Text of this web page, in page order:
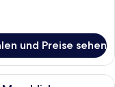
und Preise sehen
mit einem Bett,